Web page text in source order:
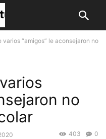
varios “amigos” le aconsejaron no
no
0
403